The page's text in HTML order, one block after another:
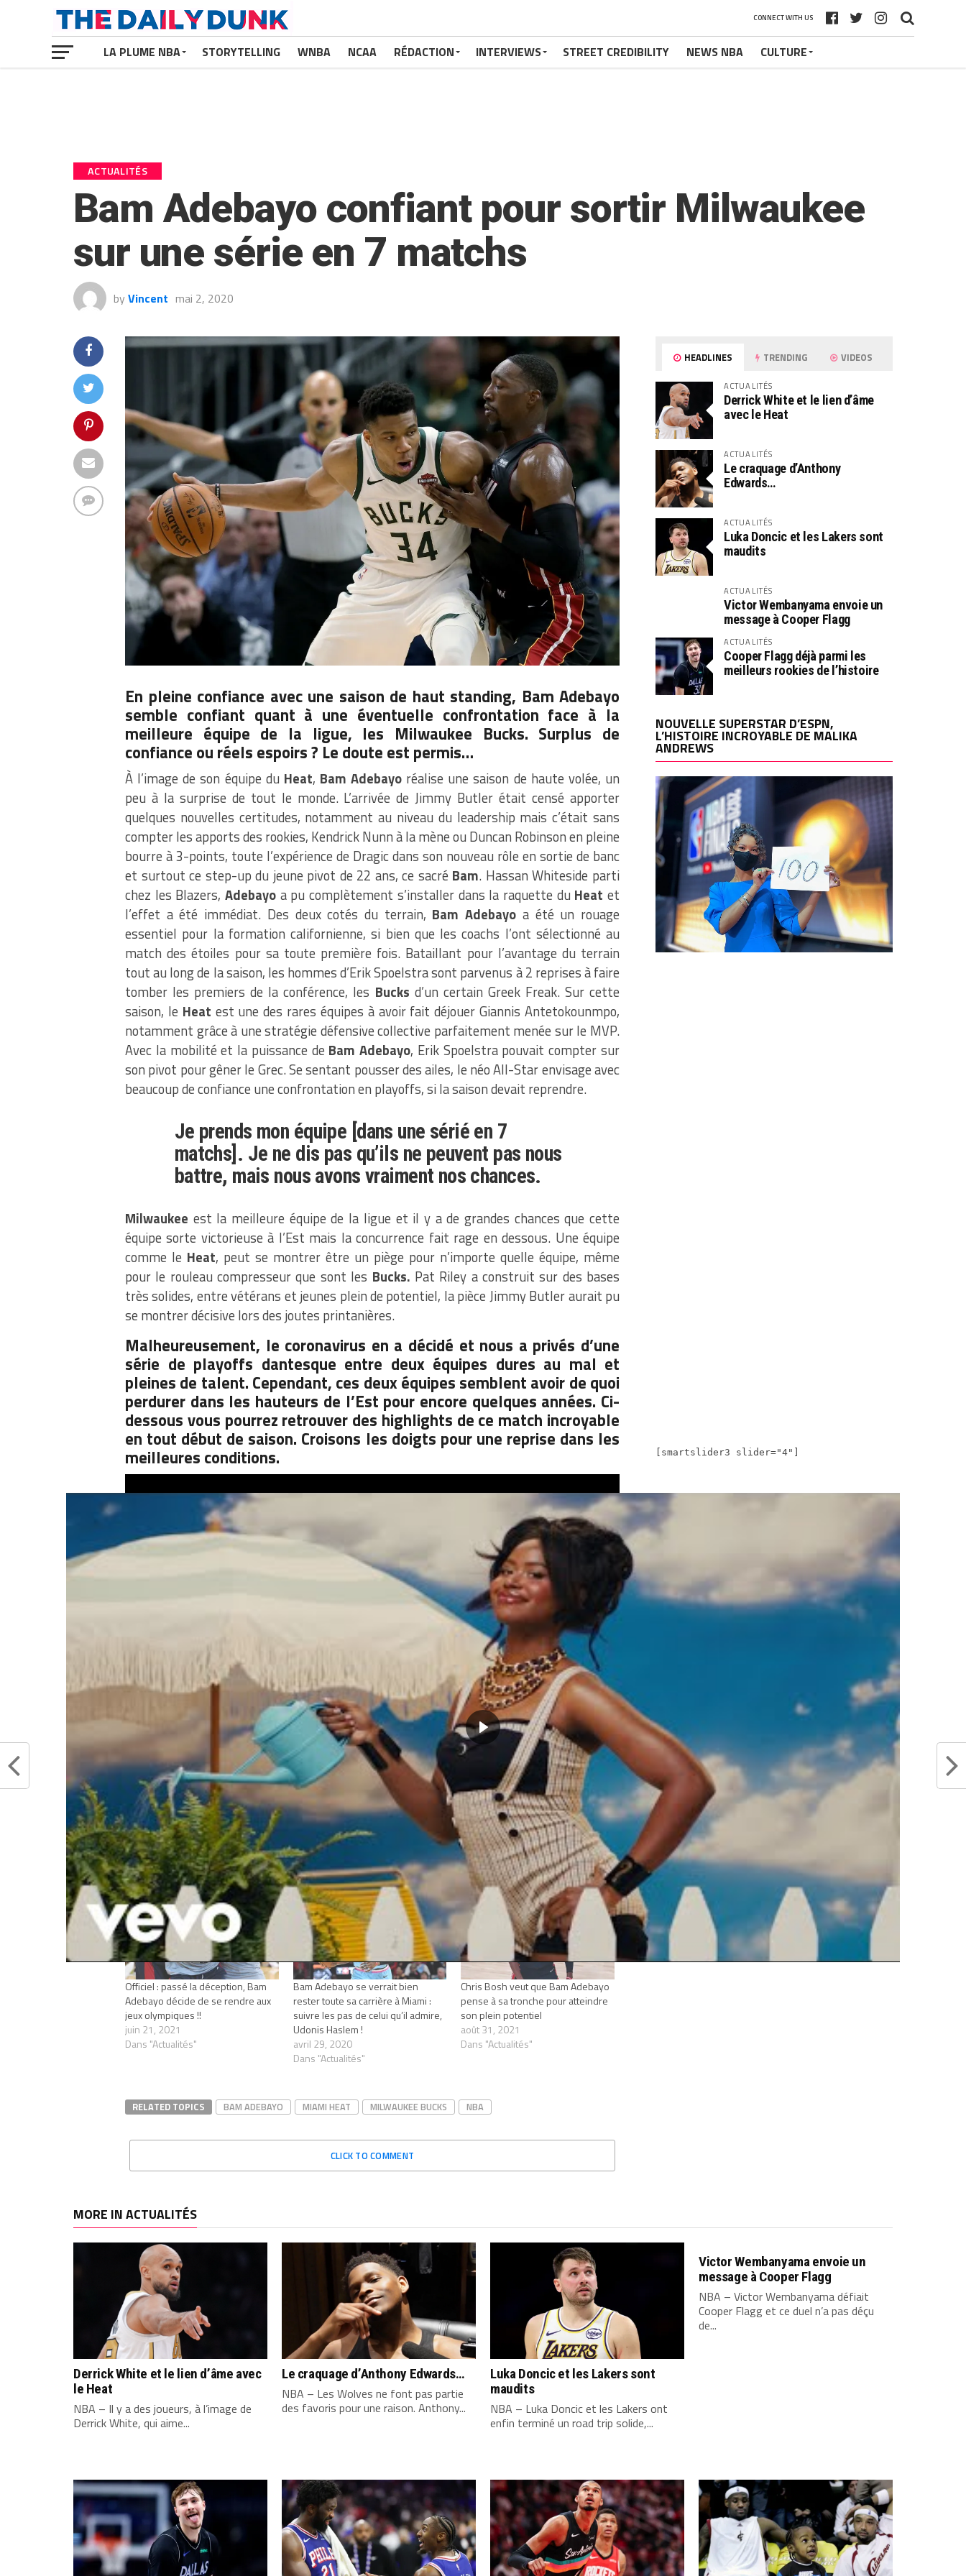
CONNECT WITH US
LA PLUME NBA STORYTELLING WNBA NCAA RÉDACTION INTERVIEWS STREET CREDIBILITY NEWS NBA CULTURE
ACTUALITÉS
Bam Adebayo confiant pour sortir Milwaukee
sur une série en 7 matchs
by Vincent mai 2, 2020
En pleine confiance avec une saison de haut standing, Bam Adebayo
semble confiant quant à une éventuelle confrontation face à la
meilleure équipe de la ligue, les Milwaukee Bucks. Surplus de
confiance ou réels espoirs ? Le doute est permis…
À l’image de son équipe du Heat, Bam Adebayo réalise une saison de haute volée, un
peu à la surprise de tout le monde. L’arrivée de Jimmy Butler était censé apporter
quelques nouvelles certitudes, notamment au niveau du leadership mais c’était sans
compter les apports des rookies, Kendrick Nunn à la mène ou Duncan Robinson en pleine
bourre à 3-points, toute l’expérience de Dragic dans son nouveau rôle en sortie de banc
et surtout ce step-up du jeune pivot de 22 ans, ce sacré Bam. Hassan Whiteside parti
chez les Blazers, Adebayo a pu complètement s’installer dans la raquette du Heat et
l’effet a été immédiat. Des deux cotés du terrain, Bam Adebayo a été un rouage
essentiel pour la formation californienne, si bien que les coachs l’ont sélectionné au
match des étoiles pour sa toute première fois. Bataillant pour l’avantage du terrain
tout au long de la saison, les hommes d’Erik Spoelstra sont parvenus à 2 reprises à faire
tomber les premiers de la conférence, les Bucks d’un certain Greek Freak. Sur cette
saison, le Heat est une des rares équipes à avoir fait déjouer Giannis Antetokounmpo,
notamment grâce à une stratégie défensive collective parfaitement menée sur le MVP.
Avec la mobilité et la puissance de Bam Adebayo, Erik Spoelstra pouvait compter sur
son pivot pour gêner le Grec. Se sentant pousser des ailes, le néo All-Star envisage avec
beaucoup de confiance une confrontation en playoffs, si la saison devait reprendre.
Je prends mon équipe [dans une sérié en 7
matchs]. Je ne dis pas qu’ils ne peuvent pas nous
battre, mais nous avons vraiment nos chances.
Milwaukee est la meilleure équipe de la ligue et il y a de grandes chances que cette
équipe sorte victorieuse à l’Est mais la concurrence fait rage en dessous. Une équipe
comme le Heat, peut se montrer être un piège pour n’importe quelle équipe, même
pour le rouleau compresseur que sont les Bucks. Pat Riley a construit sur des bases
très solides, entre vétérans et jeunes plein de potentiel, la pièce Jimmy Butler aurait pu
se montrer décisive lors des joutes printanières.
Malheureusement, le coronavirus en a décidé et nous a privés d’une
série de playoffs dantesque entre deux équipes dures au mal et
pleines de talent. Cependant, ces deux équipes semblent avoir de quoi
perdurer dans les hauteurs de l’Est pour encore quelques années. Ci-
dessous vous pourrez retrouver des highlights de ce match incroyable
en tout début de saison. Croisons les doigts pour une reprise dans les
meilleures conditions.
Partager :
Articles similaires
Officiel : passé la déception, Bam
Adebayo décide de se rendre aux
jeux olympiques !!
juin 21, 2021
Dans "Actualités"
Bam Adebayo se verrait bien
rester toute sa carrière à Miami :
suivre les pas de celui qu’il admire,
Udonis Haslem !
avril 29, 2020
Dans "Actualités"
Chris Bosh veut que Bam Adebayo
pense à sa tronche pour atteindre
son plein potentiel
août 31, 2021
Dans "Actualités"
RELATED TOPICS BAM ADEBAYO MIAMI HEAT MILWAUKEE BUCKS NBA
CLICK TO COMMENT
HEADLINES TRENDING VIDEOS
ACTUALITÉS
Derrick White et le lien d’âme
avec le Heat
ACTUALITÉS
Le craquage d’Anthony
Edwards…
ACTUALITÉS
Luka Doncic et les Lakers sont
maudits
ACTUALITÉS
Victor Wembanyama envoie un
message à Cooper Flagg
ACTUALITÉS
Cooper Flagg déjà parmi les
meilleurs rookies de l’histoire
NOUVELLE SUPERSTAR D’ESPN,
L’HISTOIRE INCROYABLE DE MALIKA
ANDREWS
[smartslider3 slider="4"]
MORE IN ACTUALITÉS
Derrick White et le lien d’âme avec
le Heat
NBA – Il y a des joueurs, à l’image de
Derrick White, qui aime...
Le craquage d’Anthony Edwards…
NBA – Les Wolves ne font pas partie
des favoris pour une raison. Anthony...
Luka Doncic et les Lakers sont
maudits
NBA – Luka Doncic et les Lakers ont
enfin terminé un road trip solide,...
Victor Wembanyama envoie un
message à Cooper Flagg
NBA – Victor Wembanyama défiait
Cooper Flagg et ce duel n’a pas déçu
de...